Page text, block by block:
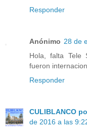
Responder
Anónimo 28 de
Hola, falta Tele
fueron
Responder
CULIBLANCO
de 2016 a las